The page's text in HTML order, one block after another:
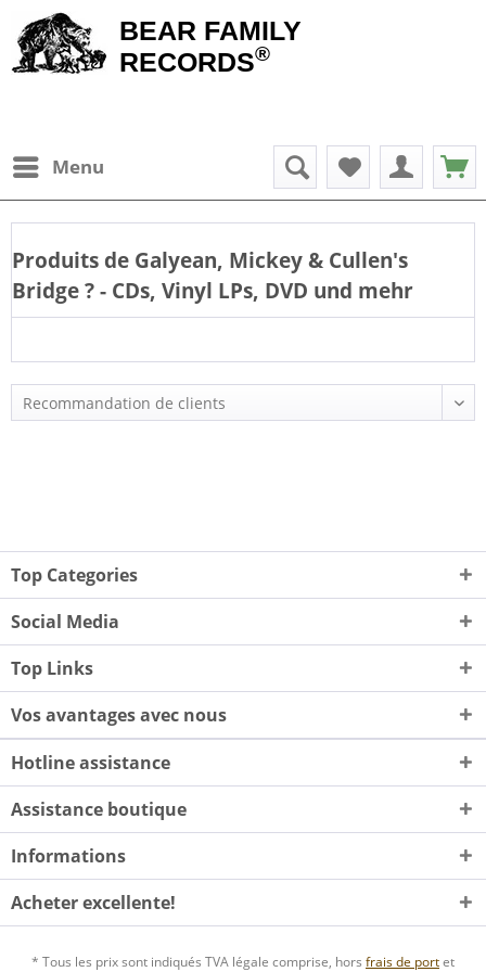
BEAR FAMILY
RECORDS®
Menu
Produits de Galyean, Mickey & Cullen's
Bridge? - CDs, Vinyl LPs, DVD und mehr
Top Categories
Social Media
Top Links
Vos avantages avec nous
Hotline assistance
Assistance boutique
Informations
Acheter excellente!
* Tous les prix sont indiqués TVA légale comprise, hors frais de portet